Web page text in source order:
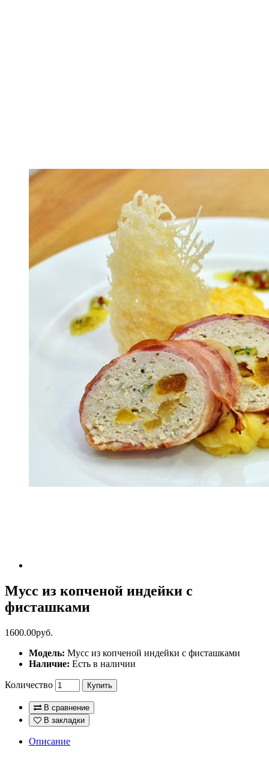
Мусс из копченой индейки с
фисташками
1600.00руб.
Модель: Мусс из копченой индейки с фисташками
Наличие: Есть в наличии
Количество Купить
В сравнение
В закладки
Описание